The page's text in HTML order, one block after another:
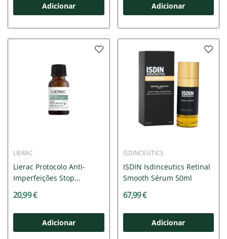
Adicionar Adicionar
LIERAC
Lierac Protocolo Anti-
Imperfeições Stop...
20,99 €
Adicionar
ISDINCEUTICS
ISDIN Isdinceutics Retinal
Smooth Sérum 50ml
67,99 €
Adicionar